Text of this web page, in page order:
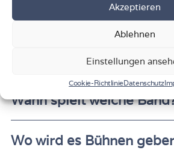
Akzeptieren
Ablehnen
Einstellungen
Cookie-RichtlinieDatenschutz
HÄUFIG
Wann spielt welche
Wo wird es Bühnen